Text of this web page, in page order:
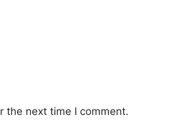
the next time I comment.